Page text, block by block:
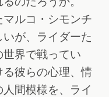
ルコ・シモンチ
が、ライダーた
界で戦ってい
彼らの心理、情
間模様を、ライ